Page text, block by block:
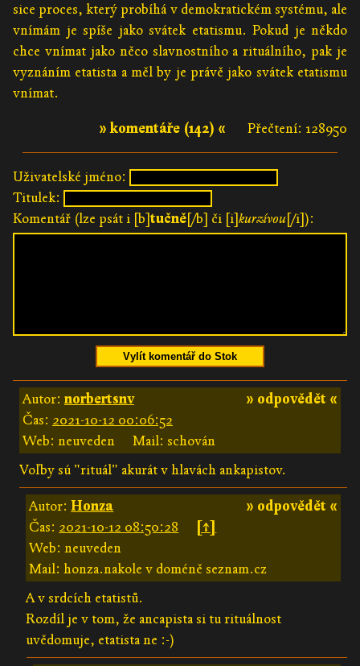
sice proces, který probíhá v demokratickém systému, ale
vnímám je spíše jako svátek etatismu. Pokud je někdo
chce vnímat jako něco slavnostního a rituálního, pak je
vyznáním etatista a měl by je právě jako svátek etatismu
vnímat.
Přečtení: 128950
» komentáře (142) «
Uživatelské jméno:
Titulek:
Komentář (lze psát i [b]tučně[/b] či [i]kurzívou[/i]):
Vylít komentář do Stok
» odpovědět «
Autor:norbertsnv
Čas: 2021-10-12 00:06:52
Web: neuveden
Mail: schován
Voľby sú "rituál" akurát v hlavách ankapistov.
» odpovědět «
Autor:Honza
Čas: 2021-10-12 08:50:28
[↑]
Web: neuveden
Mail: honza.nakole v doméně seznam.cz
A v srdcích etatistů.
Rozdíl je v tom, že ancapista si tu rituálnost
uvědomuje, etatista ne :-)